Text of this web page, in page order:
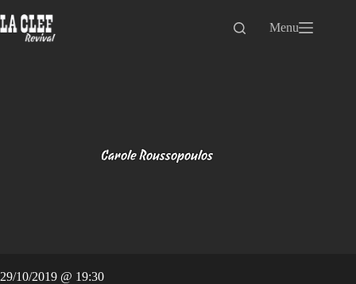
au
contenu
Menu
Carole Roussopoulos
29/10/2019 @ 19:30